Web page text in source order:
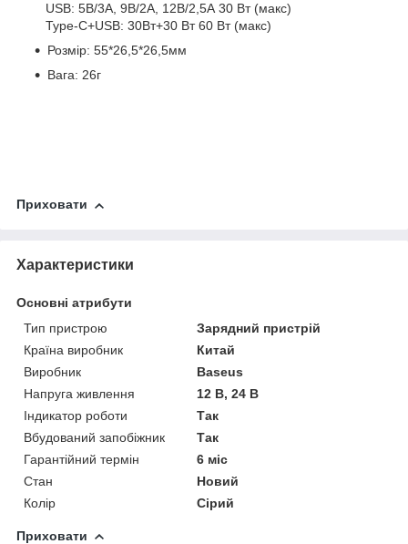
USB: 5В/3А, 9В/2А, 12В/2,5А 30 Вт (макс)
Type-C+USB: 30Вт+30 Вт 60 Вт (макс)
Розмір: 55*26,5*26,5мм
Вага: 26г
Приховати
Характеристики
Основні атрибути
Тип пристрою
Зарядний пристрій
Країна виробник
Китай
Виробник
Baseus
Напруга живлення
12 В, 24 В
Індикатор роботи
Так
Вбудований запобіжник
Так
Гарантійний термін
6 міс
Стан
Новий
Колір
Сірий
Приховати